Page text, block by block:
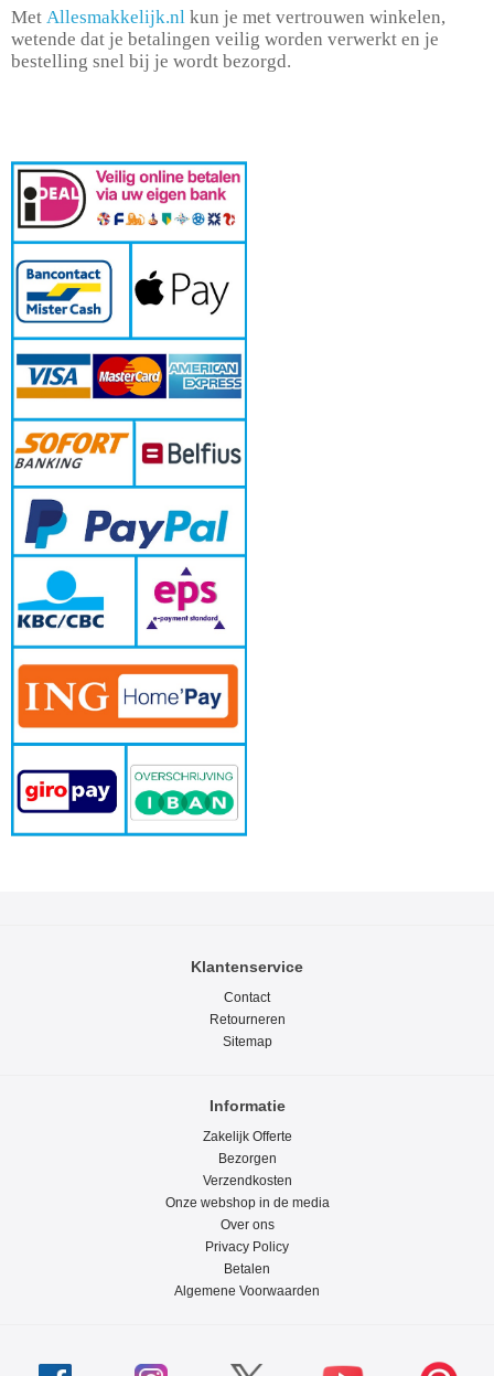
Met Allesmakkelijk.nl kun je met vertrouwen winkelen,
wetende dat je betalingen veilig worden verwerkt en je
bestelling snel bij je wordt bezorgd.
Klantenservice
Contact
Retourneren
Sitemap
Informatie
Zakelijk Offerte
Bezorgen
Verzendkosten
Onze webshop in de media
Over ons
Privacy Policy
Betalen
Algemene Voorwaarden